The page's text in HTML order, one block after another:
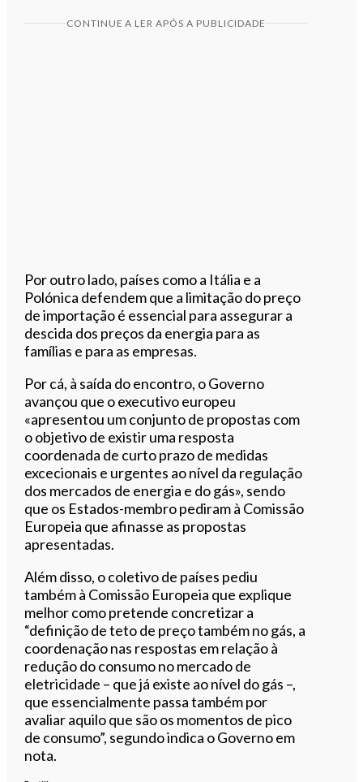
CONTINUE A LER APÓS A PUBLICIDADE
Por outro lado, países como a Itália e a
Polónica defendem que a limitação do preço
de importação é essencial para assegurar a
descida dos preços da energia para as
famílias e para as empresas.
Por cá, à saída do encontro, o Governo
avançou que o executivo europeu
«apresentou um conjunto de propostas com
o objetivo de existir uma resposta
coordenada de curto prazo de medidas
excecionais e urgentes ao nível da regulação
dos mercados de energia e do gás», sendo
que os Estados-membro pediram à Comissão
Europeia que afinasse as propostas
apresentadas.
Além disso, o coletivo de países pediu
também à Comissão Europeia que explique
melhor como pretende concretizar a
“definição de teto de preço também no gás, a
coordenação nas respostas em relação à
redução do consumo no mercado de
eletricidade – que já existe ao nível do gás –,
que essencialmente passa também por
avaliar aquilo que são os momentos de pico
de consumo”, segundo indica o Governo em
nota.